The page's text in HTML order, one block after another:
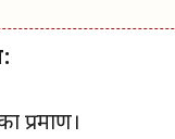
प्रमाण।